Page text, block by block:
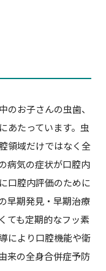
お子さんの虫歯、
あたっています。虫
領域だけではなく全
病気の症状が口腔内
口腔内評価のために
早期発見・早期治療
ても定期的なフッ素
により口腔機能や衛
来の全身合併症予防